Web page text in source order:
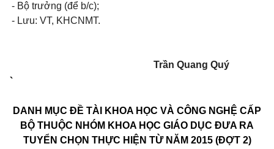
- Bộ trưởng (để b/c);
- Lưu: VT, KHCNMT.
Trần Quang Quý
`
DANH MỤC ĐỀ TÀI KHOA HỌC VÀ CÔNG NGHỆ CẤP
BỘ THUỘC NHÓM KHOA HỌC GIÁO DỤC ĐƯA RA
TUYỂN CHỌN THỰC HIỆN TỪ NĂM 2015 (ĐỢT 2)